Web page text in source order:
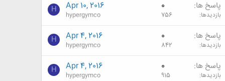
پاسخ ها 0
بازدیدها 756
Apr 10, 2016
hypergymco
H
پاسخ ها 0
بازدیدها 842
Apr 4, 2016
hypergymco
H
پاسخ ها 0
بازدیدها 915
Apr 4, 2016
hypergymco
H